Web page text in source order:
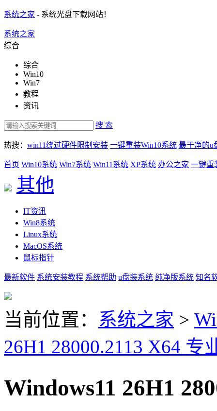
系统之家 - 系统光盘下载网站！
系统之家
综合
综合
Win10
Win7
教程
资讯
搜 索
热搜： win11绕过硬件限制安装 一键重装Win10系统 最干净的u
首页 Win10系统 Win7系统 Win11系统 XP系统 办公之家 一键重
其他
IT资讯
Win8系统
Linux系统
MacOS系统
鼠标指针
最新软件 系统安装教程 系统帮助 u盘装系统 纯净版系统 知名
当前位置： 系统之家 >
26H1 28000.2113 X64 专
Windows11 26H1